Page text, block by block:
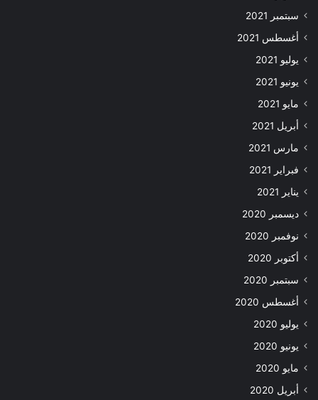
سبتمبر 2021
أغسطس 2021
يوليو 2021
يونيو 2021
مايو 2021
أبريل 2021
مارس 2021
فبراير 2021
يناير 2021
ديسمبر 2020
نوفمبر 2020
أكتوبر 2020
سبتمبر 2020
أغسطس 2020
يوليو 2020
يونيو 2020
مايو 2020
أبريل 2020